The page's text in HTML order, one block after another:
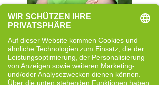
Rita Rainer
Neue Perspektiven und bewusste
Entwicklung
Bericht lesen